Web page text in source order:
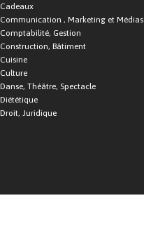
Cadeaux
Communication , Marketing et Médias
Comptabilité, Gestion
Construction, Bâtiment
Cuisine
Culture
Danse, Théâtre, Spectacle
Diététique
Droit, Juridique